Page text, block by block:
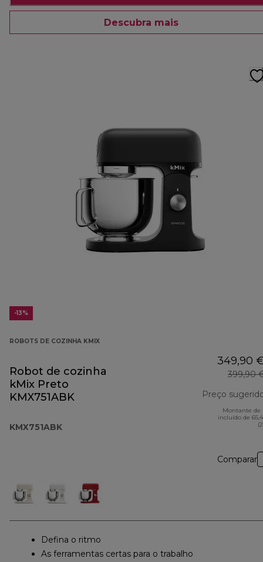
Descubra mais
-13%
ROBOTS DE COZINHA KMIX
Robot de cozinha
kMix Preto
KMX751ABK
KMX751ABK
349,90
399,90
Preço
Montante de
incluído de
Comparar
Defina o ritmo
As ferramentas certas para o trabalho